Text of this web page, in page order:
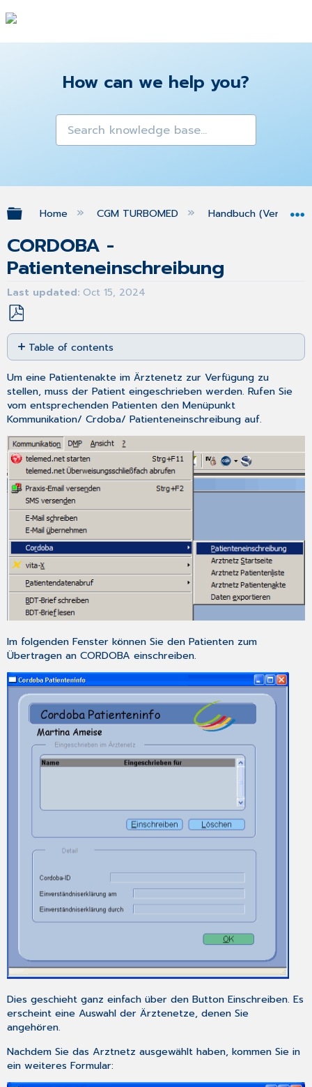
How can we help you?
Expand/collapse global hierarchy
Home CGM TURBOMED Handbuch (Version
CORDOBA -
Patienteneinschreibung
Last updated Oct 15, 2024
Save
as
PDF
Table of contents
Tipp!
Um eine Patientenakte im Ärztenetz zur Verfügung zu
stellen, muss der Patient eingeschrieben werden. Rufen Sie
vom entsprechenden Patienten den Menüpunkt
Kommunikation/ Crdoba/ Patienteneinschreibung auf.
Im folgenden Fenster können Sie den Patienten zum
Übertragen an CORDOBA einschreiben.
Dies geschieht ganz einfach über den ButtonEinschreiben. Es
erscheint eine Auswahl der Ärztenetze, denen Sie
angehören.
Nachdem Sie das Arztnetz ausgewählt haben, kommen Sie in
ein weiteres Formular: